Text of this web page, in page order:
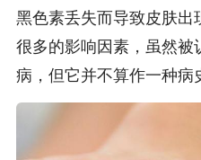
黑色素丢失而导致皮肤出
很多的影响因素，虽然被
病，但它并不算作一种病